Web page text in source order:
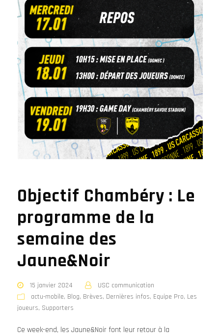
Objectif Chambéry : Le
programme de la
semaine des
Jaune&Noir
15 janvier 2024
USC communication
actu-mobile, Blog, Brèves, Dernières infos, Equipe Pro, Les
joueurs, Supporters
Ce week-end, les Jaune&Noir font leur retour à la